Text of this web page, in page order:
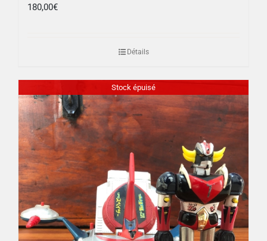
180,00€
Détails
Stock épuisé